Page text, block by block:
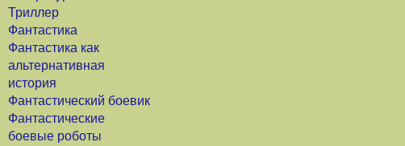
Триллер
Фантастика
Фантастика как
альтернативная
история
Фантастический боевик
Фантастические
боевые роботы